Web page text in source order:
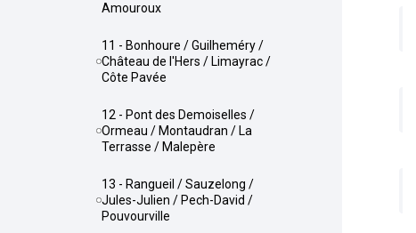
Amouroux
11 - Bonhoure / Guilheméry /
Château de l'Hers / Limayrac /
Côte Pavée
12 - Pont des Demoiselles /
Ormeau / Montaudran / La
Terrasse / Malepère
13 - Rangueil / Sauzelong /
Jules-Julien / Pech-David /
Pouvourville